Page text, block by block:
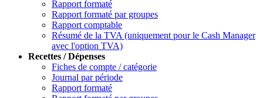
Rapport formaté
Rapport formaté par groupes
Rapport comptable
Résumé de la TVA (uniquement pour le Cash Manager
avec l'option TVA)
Recettes / Dépenses
Fiches de compte / catégorie
Journal par période
Rapport formaté